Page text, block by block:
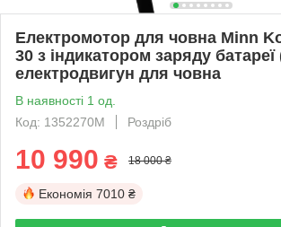
Електромотор для човна Minn
30 з індикатором заряду батареї
електродвигун для човна
В наявності 1 од.
Код: 1352270M
Роздріб
10 990 ₴ 18 000 ₴
Економія 7010 ₴